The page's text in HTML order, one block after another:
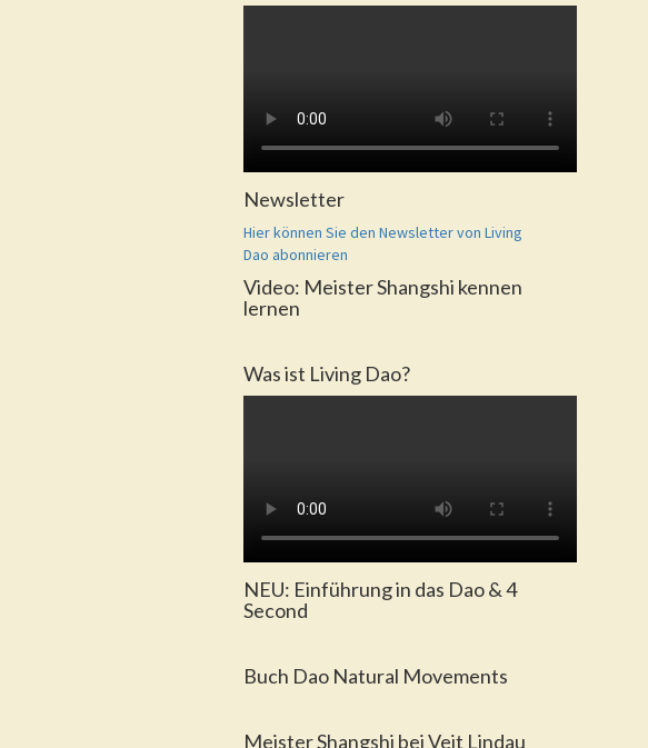
Newsletter
Hier können Sie den Newsletter von Living
Dao abonnieren
Video: Meister Shangshi kennen
lernen
Was ist Living Dao?
NEU: Einführung in das Dao & 4
Second
Buch Dao Natural Movements
Meister Shangshi bei Veit Lindau